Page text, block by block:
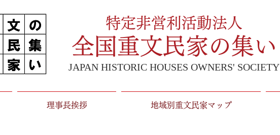
特定非営利活動法人
全国重文民家の集い
JAPAN HISTORIC HOUSES OWNERS' SOCIETY
理事長挨拶 地域別重文民家マップ